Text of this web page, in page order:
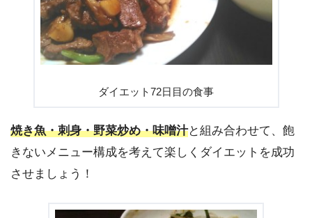
ダイエット72日目の食事
焼き魚・刺身・野菜炒め・味噌汁と組み合わせて、飽
きないメニュー構成を考えて楽しくダイエットを成功
させましょう！